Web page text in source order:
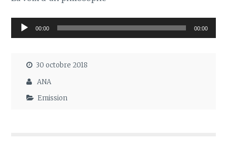
Lecteur
audio
00:00 00:00
30 octobre 2018
ANA
Emission